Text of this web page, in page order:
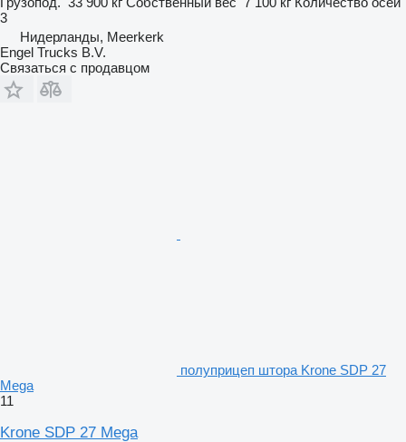
3
Нидерланды, Meerkerk
Engel Trucks B.V.
Связаться с продавцом
полуприцеп штора Krone SDP 27
Mega
11
Krone SDP 27 Mega